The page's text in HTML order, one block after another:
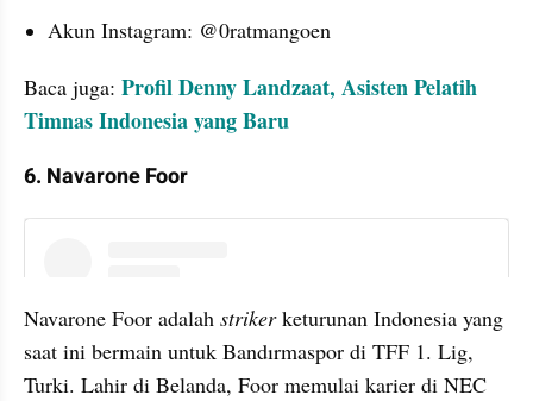
Akun Instagram: @0ratmangoen
Baca juga: Profil Denny Landzaat, Asisten Pelatih
Timnas Indonesia yang Baru
6. Navarone Foor
Navarone Foor adalah striker keturunan Indonesia yang
saat ini bermain untuk Bandırmaspor di TFF 1. Lig,
Turki. Lahir di Belanda, Foor memulai karier di NEC